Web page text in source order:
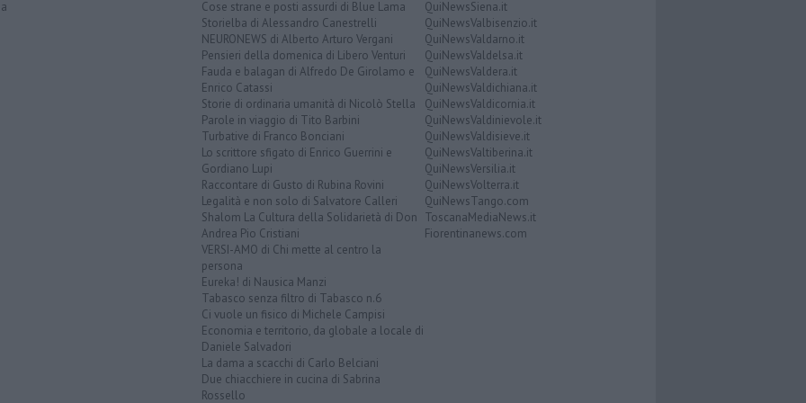
Cose strane e posti assurdi di Blue Lama
Storielba di Alessandro Canestrelli
NEURONEWS di Alberto Arturo Vergani
Pensieri della domenica di Libero Venturi
Fauda e balagan di Alfredo De Girolamo e
Enrico Catassi
Storie di ordinaria umanità di Nicolò Stella
Parole in viaggio di Tito Barbini
Turbative di Franco Bonciani
Lo scrittore sfigato di Enrico Guerrini e
Gordiano Lupi
Raccontare di Gusto di Rubina Rovini
Legalità e non solo di Salvatore Calleri
Shalom La Cultura della Solidarietà di Don
Andrea Pio Cristiani
VERSI-AMO di Chi mette al centro la
persona
Eureka! di Nausica Manzi
Tabasco senza filtro di Tabasco n.6
Ci vuole un fisico di Michele Campisi
Economia e territorio, da globale a locale di
Daniele Salvadori
La dama a scacchi di Carlo Belciani
Due chiacchiere in cucina di Sabrina
Rossello
QuiNewsSiena.it
QuiNewsValbisenzio.it
QuiNewsValdarno.it
QuiNewsValdelsa.it
QuiNewsValdera.it
QuiNewsValdichiana.it
QuiNewsValdicornia.it
QuiNewsValdinievole.it
QuiNewsValdisieve.it
QuiNewsValtiberina.it
QuiNewsVersilia.it
QuiNewsVolterra.it
QuiNewsTango.com
ToscanaMediaNews.it
Fiorentinanews.com